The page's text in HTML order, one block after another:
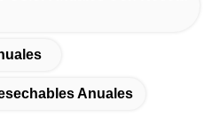
Anuales